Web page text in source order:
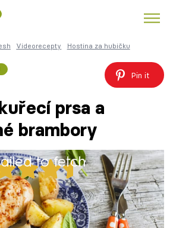
Videorecepty Hostina za hubičku
Pin it
prsa a
brambory
to fetch
39x
prsa a gratinované